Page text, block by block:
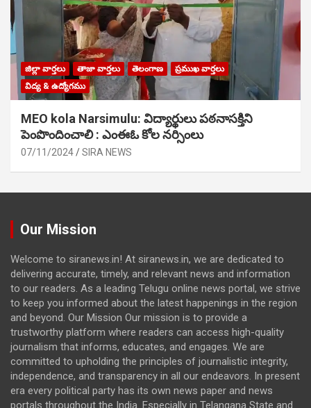
జిల్లా వార్తలు తాజా వార్తలు తెలంగాణ
ప్రముఖ వార్తలు
విద్య & ఉద్యోగము
MEO kola Narsimulu: విద్యార్థులు పఠ‌నాసక్తిని
పెంపొందించాలి : ఎంఈఓ కోల నర్సింలు
07/11/2024 SIRA NEWS
Our Mission
Welcome to siranews.in! At siranews.in, we are dedicated to
delivering accurate, timely, and relevant news and information
to our readers. As a leading Telugu online news portal, we strive
to keep you informed about the latest happenings in the region
and beyond. Our Mission Our mission is to provide a
trustworthy platform where readers can access high-quality
journalism that informs, educates, and engages. We are
committed to upholding the principles of journalistic integrity,
independence, and transparency in all our endeavors. In present
era every political party has its own news paper and news
portals throughout the India. Especially in Telangana State and